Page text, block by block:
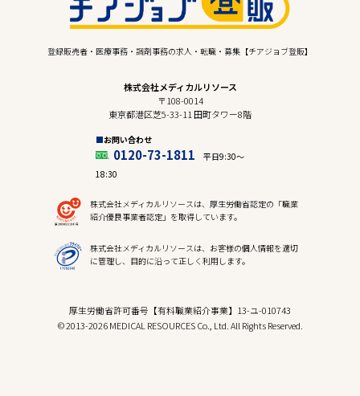
登録販売者・医療事務・調剤事務の求人・転職・募集【チアジョブ登販】
株式会社メディカルリソース
〒108-0014
東京都港区芝5-33-11 田町タワー8階
お問い合わせ
0120-73-1811
平日9:30〜
18:30
株式会社メディカルリソースは、厚生労働省認定の「職業
紹介優良事業者認定」を取得しています。
株式会社メディカルリソースは、お客様の個人情報を適切
に管理し、目的に沿って正しく利用します。
厚生労働省許可番号【有料職業紹介事業】13-ユ-010743
© 2013-2026 MEDICAL RESOURCES Co., Ltd. All Rights Reserved.